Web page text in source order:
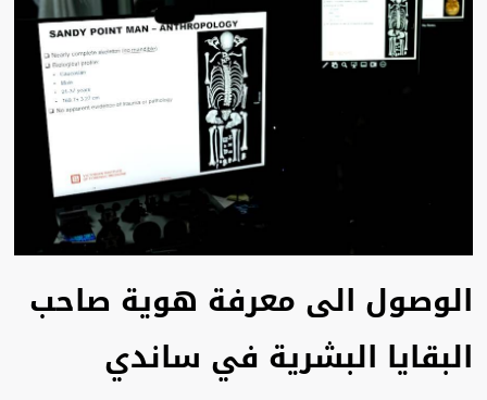
الوصول الى معرفة هوية صاحب
البقايا البشرية في ساندي